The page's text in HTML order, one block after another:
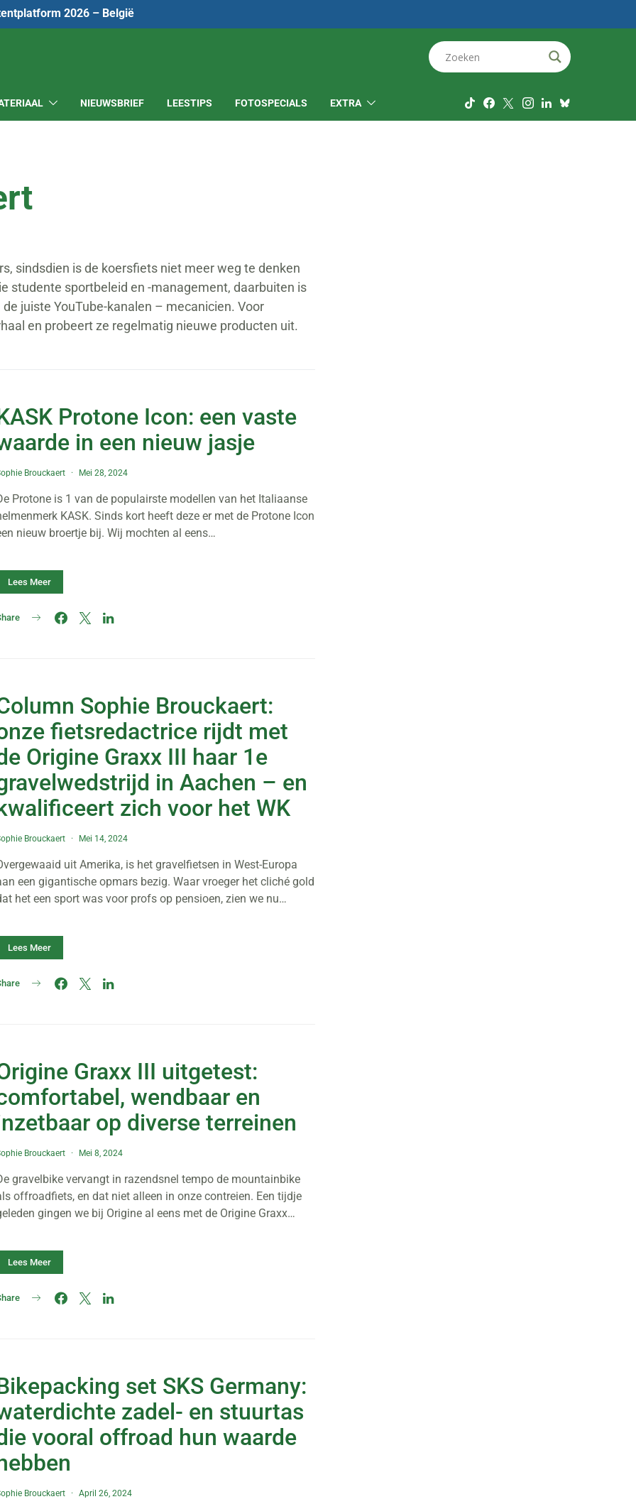
2026 – België
NIEUWSBRIEF LEESTIPS FOTOSPECIALS EXTRA
sindsdien is de koersfiets niet meer weg te denken
studente sportbeleid en -management, daarbuiten is
juiste YouTube-kanalen – mecanicien. Voor
en probeert ze regelmatig nieuwe producten uit.
Protone Icon: een vaste
in een nieuw jasje
Brouckaert Mei 28, 2024
Protone is 1 van de populairste modellen van het Italiaanse
KASK. Sinds kort heeft deze er met de Protone Icon
nieuw broertje bij. Wij mochten al eens…
Lees Meer
Sophie Brouckaert:
fietsredactrice rijdt met
Origine Graxx III haar 1e
in Aachen – en
zich voor het WK
Brouckaert Mei 14, 2024
uit Amerika, is het gravelfietsen in West-Europa
een gigantische opmars bezig. Waar vroeger het cliché gold
het een sport was voor profs op pensioen, zien we nu…
Lees Meer
Graxx III uitgetest:
wendbaar en
op diverse terreinen
Brouckaert Mei 8, 2024
gravelbike vervangt in razendsnel tempo de mountainbike
offroadfiets, en dat niet alleen in onze contreien. Een tijdje
gingen we bij Origine al eens met de Origine Graxx…
Lees Meer
set SKS Germany:
zadel- en stuurtas
vooral offroad hun waarde
Brouckaert April 26, 2024